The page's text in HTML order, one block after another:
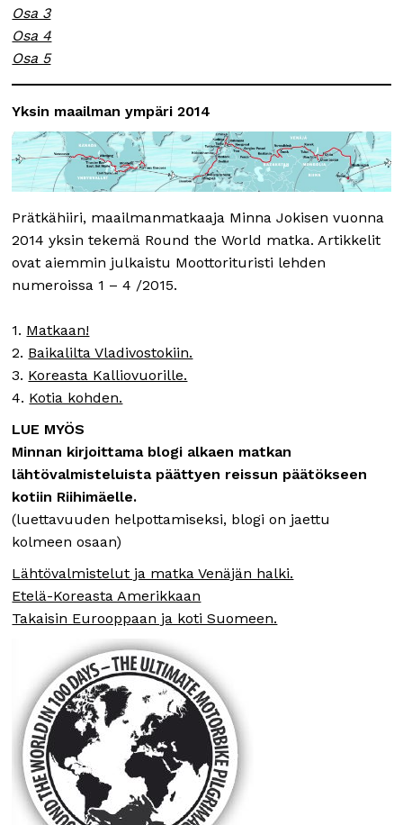
Osa 3
Osa 4
Osa 5
Yksin maailman ympäri 2014
Prätkähiiri, maailmanmatkaaja Minna Jokisen vuonna
2014 yksin tekemä Round the World matka. Artikkelit
ovat aiemmin julkaistu Moottorituristi lehden
numeroissa 1 – 4 /2015.
1. Matkaan!
2. Baikalilta Vladivostokiin.
3. Koreasta Kalliovuorille.
4. Kotia kohden.
LUE MYÖS
Minnan kirjoittama blogi alkaen matkan
lähtövalmisteluista päättyen reissun päätökseen
kotiin Riihimäelle.
(luettavuuden helpottamiseksi, blogi on jaettu
kolmeen osaan)
Lähtövalmistelut ja matka Venäjän halki.
Etelä-Koreasta Amerikkaan
Takaisin Eurooppaan ja koti Suomeen.